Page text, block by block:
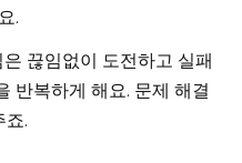
.
은 끊임없이 도전하고 실패
반복하게 해요. 문제 해결
죠.